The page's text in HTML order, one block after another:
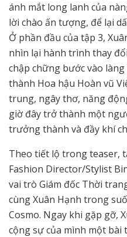
ánh mắt long lanh của
lời chào ấn tượng, để lại
Ở phần đầu của tập 3,
nhìn lại hành trình thay
chập chững bước vào
thành Hoa hậu Hoàn vũ
trung, ngây thơ, năng
giờ đây trở thành một
trưởng thành và đầy khí
Theo tiết lộ trong teaser,
Fashion Director/Stylist
vai trò Giám đốc Thời
cùng Xuân Hạnh trong
Cosmo. Ngay khi gặp gỡ,
cộng sự của mình một bài